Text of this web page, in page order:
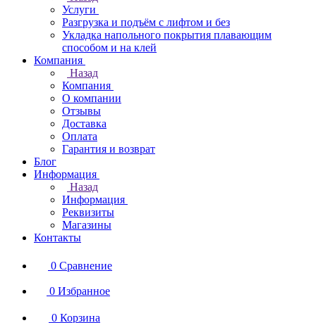
Услуги
Разгрузка и подъём с лифтом и без
Укладка напольного покрытия плавающим
способом и на клей
Компания
Назад
Компания
О компании
Отзывы
Доставка
Оплата
Гарантия и возврат
Блог
Информация
Назад
Информация
Реквизиты
Магазины
Контакты
0 Сравнение
0 Избранное
0 Корзина